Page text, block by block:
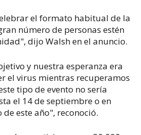
el formato habitual de la
número de personas estén
dijo Walsh en el anuncio.
y nuestra esperanza era
el virus mientras recuperamos
tipo de evento no sería
el 14 de septiembre o en
este año", reconoció.